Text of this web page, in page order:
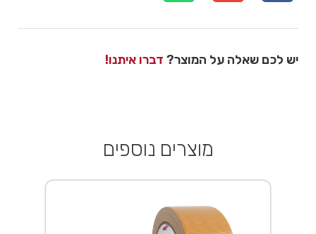
יש לכם שאלה על המוצר? דברו איתנו!
מוצרים נוספים